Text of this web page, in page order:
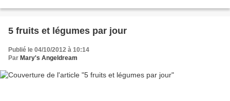
5 fruits et légumes par jour
Publié le 04/10/2012 à 10:14
Par Mary's Angeldream